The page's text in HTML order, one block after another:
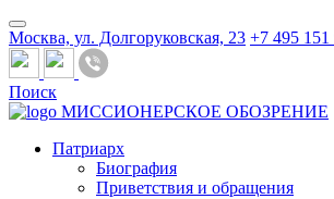
Москва, ул. Долгоруковская, 23 +7 495 151
Поиск
МИССИОНЕРСКОЕ ОБОЗРЕНИЕ
Патриарх
Биография
Приветствия и обращения